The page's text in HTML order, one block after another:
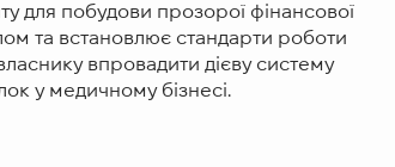
для побудови прозорої фінансової
та встановлює стандарти роботи
впровадити дієву систему
у медичному бізнесі.